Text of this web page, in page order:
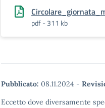
pdf - 311 kb
Pubblicato: 08.11.2024 -
Eccetto dove diversamente